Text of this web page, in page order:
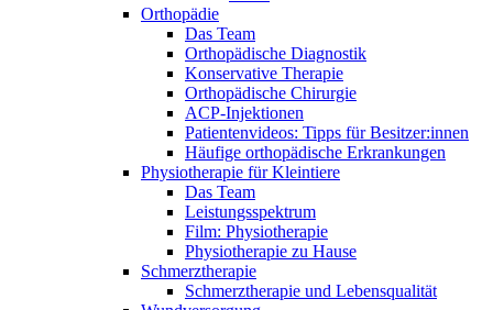
Orthopädie
Das Team
Orthopädische Diagnostik
Konservative Therapie
Orthopädische Chirurgie
ACP-Injektionen
Patientenvideos: Tipps für Besitzer:innen
Häufige orthopädische Erkrankungen
Physiotherapie für Kleintiere
Das Team
Leistungsspektrum
Film: Physiotherapie
Physiotherapie zu Hause
Schmerztherapie
Schmerztherapie und Lebensqualität